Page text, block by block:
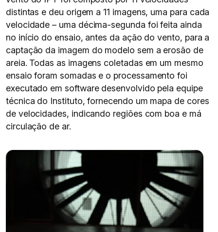
distintas e deu origem a 11 imagens, uma para cada
velocidade – uma décima-segunda foi feita ainda
no início do ensaio, antes da ação do vento, para a
captação da imagem do modelo sem a erosão de
areia. Todas as imagens coletadas em um mesmo
ensaio foram somadas e o processamento foi
executado em software desenvolvido pela equipe
técnica do Instituto, fornecendo um mapa de cores
de velocidades, indicando regiões com boa e má
circulação de ar.